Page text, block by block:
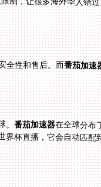
全性和售后。而番茄加速
。番茄加速器在全球分布
节点，打开后它会智能分析你的位置和网络状况，推荐最优线路。比如你在澳大